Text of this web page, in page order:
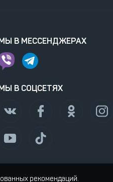
В МЕССЕНДЖЕРАХ
В СОЦСЕТЯХ
рекомендаций.